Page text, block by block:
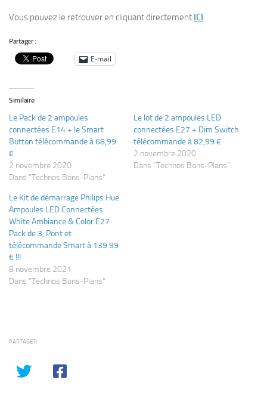
Vous pouvez le retrouver en cliquant directement ICI
Partager :
E-mail
Similaire
Le Pack de 2 ampoules
connectées E14 + le Smart
Button télécommande à 68,99
€
2 novembre 2020
Dans "Technos Bons-Plans"
Le lot de 2 ampoules LED
connectées E27 + Dim Switch
télécommande à 82,99 €
2 novembre 2020
Dans "Technos Bons-Plans"
Le Kit de démarrage Philips Hue
Ampoules LED Connectées
White Ambiance & Color E27
Pack de 3, Pont et
télécommande Smart à 139.99
€ !!!
8 novembre 2021
Dans "Technos Bons-Plans"
PARTAGER